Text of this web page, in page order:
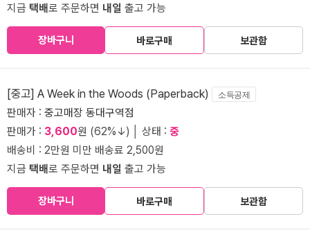
지금 택배로 주문하면 내일 출고 가능
장바구니 바로구매 보관함
[중고] A Week in the Woods (Paperback) 소득공제
판매자 : 중고매장 동대구역점
판매가 : 3,600원 (62%↓) │ 상태 : 중
배송비 : 2만원 미만 배송료 2,500원
지금 택배로 주문하면 내일 출고 가능
장바구니 바로구매 보관함